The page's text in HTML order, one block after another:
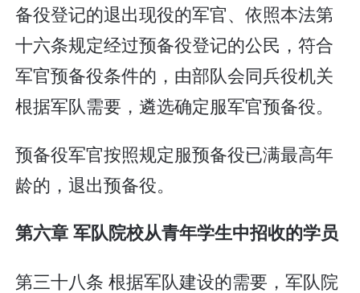
备役登记的退出现役的军官、依照本法第
十六条规定经过预备役登记的公民，符合
军官预备役条件的，由部队会同兵役机关
根据军队需要，遴选确定服军官预备役。
预备役军官按照规定服预备役已满最高年
龄的，退出预备役。
第六章 军队院校从青年学生中招收的学员
第三十八条 根据军队建设的需要，军队院